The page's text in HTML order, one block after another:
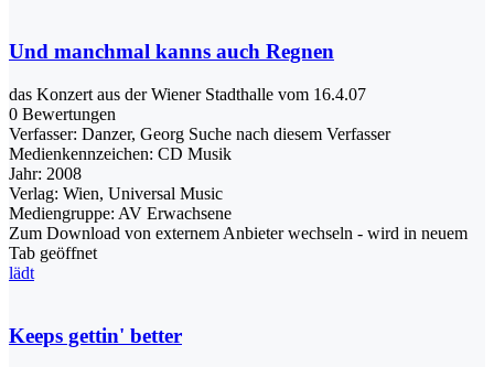
Und manchmal kanns auch Regnen
das Konzert aus der Wiener Stadthalle vom 16.4.07
0 Bewertungen
Verfasser: Danzer, Georg Suche nach diesem Verfasser
Medienkennzeichen: CD Musik
Jahr: 2008
Verlag: Wien, Universal Music
Mediengruppe: AV Erwachsene
Zum Download von externem Anbieter wechseln - wird in neuem
Tab geöffnet
lädt
Keeps gettin' better